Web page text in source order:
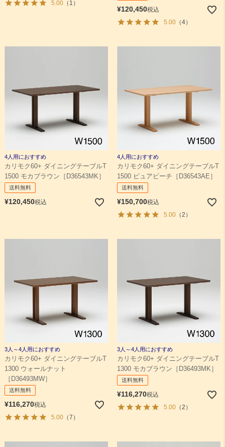
5.00（1）
¥120,450税込
5.00（4）
4人用におすすめ
カリモク60+ ダイニングテーブルT
1500 モカブラウン［D36543MK］
送料無料
¥120,450税込
4人用におすすめ
カリモク60+ ダイニングテーブルT
1500 ピュアビーチ［D36543AE］
送料無料
¥150,700税込
5.00（2）
3人～4人用におすすめ
カリモク60+ ダイニングテーブルT
1300 ウォールナット
［D36493MW］
送料無料
¥116,270税込
5.00（7）
3人～4人用におすすめ
カリモク60+ ダイニングテーブルT
1300 モカブラウン［D36493MK］
送料無料
¥116,270税込
5.00（2）